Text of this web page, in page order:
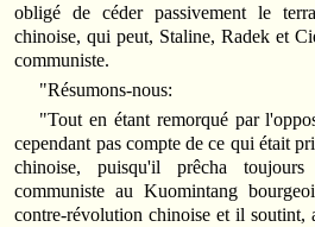
obligé de céder passivement le
chinoise, qui peut, Staline, Radek et
communiste.
"Résumons-nous:
"Tout en étant remorqué par
cependant pas compte de ce qui était
chinoise, puisqu'il prêcha
communiste au Kuomintang
contre-révolution chinoise et il soutint,